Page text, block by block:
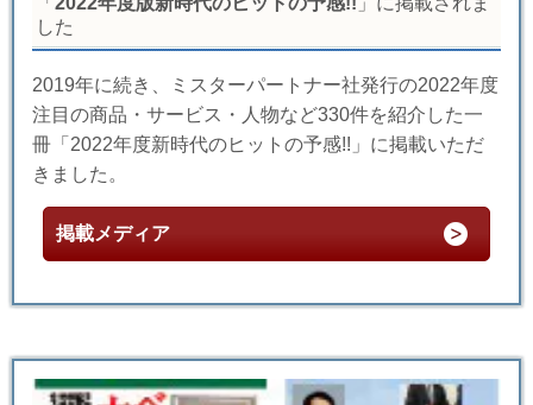
した
2019年に続き、ミスターパートナー社発行の2022年度
注目の商品・サービス・人物など330件を紹介した一
冊「2022年度新時代のヒットの予感!!」に掲載いただ
きました。
掲載メディア